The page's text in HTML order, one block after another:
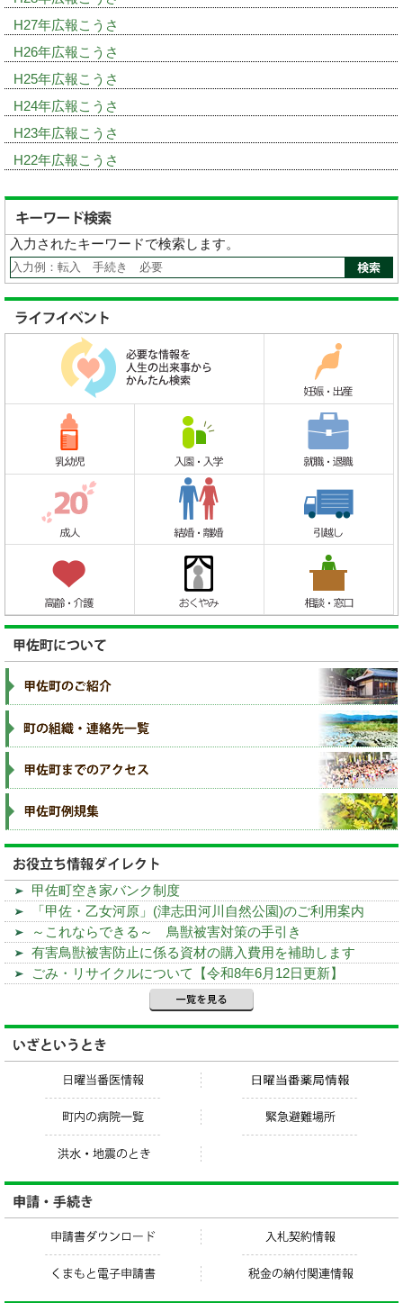
H27年広報こうさ
H26年広報こうさ
H25年広報こうさ
H24年広報こうさ
H23年広報こうさ
H22年広報こうさ
入力されたキーワードで検索します。
甲佐町空き家バンク制度
「甲佐・乙女河原」(津志田河川自然公園)のご利用案内
～これならできる～ 鳥獣被害対策の手引き
有害鳥獣被害防止に係る資材の購入費用を補助します
ごみ・リサイクルについて【令和8年6月12日更新】